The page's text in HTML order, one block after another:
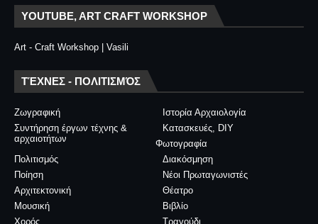
YOUTUBE, ART CRAFT WORKSHOP
Art - Craft Workshop | Vasili
ΤΈΧΝΕΣ - ΠΟΛΙΤΙΣΜΌΣ
Ζωγραφική
Ιστορία Αρχαιολογία
Συντήρηση έργων τέχνης &
αρχαιοτήτων
Κατασκευές, DIY
Φωτογραφία
Διακόσμηση
Πολιτισμός
Νέοι Πρωταγωνιστές
Ποίηση
Θέατρο
Αρχιτεκτονική
Βιβλίο
Μουσική
Τραγούδι
Χορός